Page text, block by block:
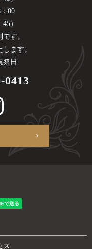
00
）
す。
ます。
日
0413
ス